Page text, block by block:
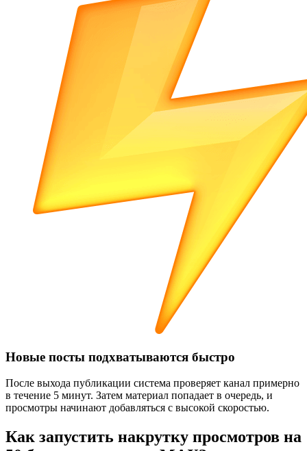
Новые посты подхватываются быстро
После выхода публикации система проверяет канал примерно
в течение 5 минут. Затем материал попадает в очередь, и
просмотры начинают добавляться с высокой скоростью.
Как запустить накрутку просмотров на